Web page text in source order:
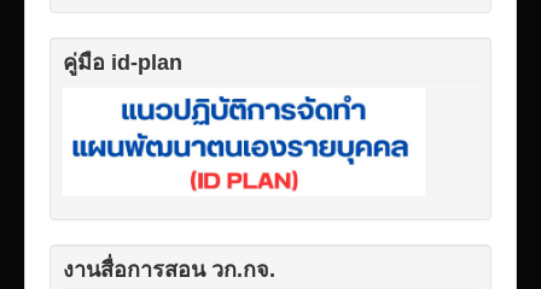
คู่มือ id-plan
งานสื่อการสอน วก.กจ.